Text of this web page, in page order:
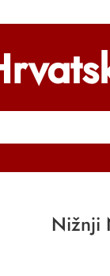
Nižnji